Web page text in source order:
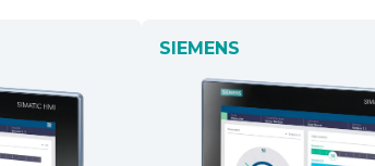
SIEMENS